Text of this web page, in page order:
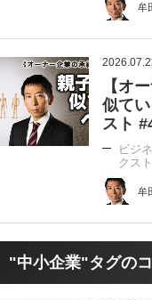
牟
【オ
似て
スト
ビジ
クスト
牟
"中小企業"タグの